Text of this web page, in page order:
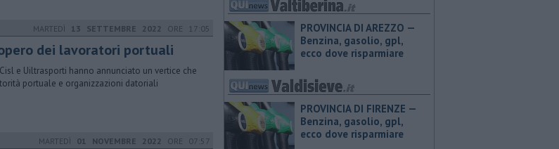
MARTEDÌ 13 SETTEMBRE 2022 ORE 17:05
dei lavoratori portuali
e Uiltrasporti hanno annunciato un vertice che
portuale e organizzazioni datoriali
MARTEDÌ 01 NOVEMBRE 2022 ORE 07:57
PROVINCIA DI AREZZO — ​
Benzina, gasolio, gpl,
ecco dove risparmiare
PROVINCIA DI FIRENZE — ​
Benzina, gasolio, gpl,
ecco dove risparmiare